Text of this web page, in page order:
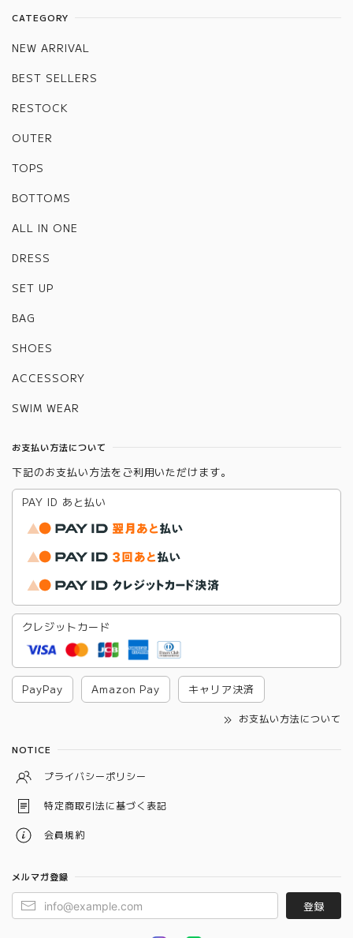
CATEGORY
NEW ARRIVAL
BEST SELLERS
RESTOCK
OUTER
TOPS
BOTTOMS
ALL IN ONE
DRESS
SET UP
BAG
SHOES
ACCESSORY
SWIM WEAR
お支払い方法について
下記のお支払い方法をご利用いただけます。
PAY ID あと払い
クレジットカード
PayPay Amazon Pay キャリア決済
お支払い方法について
NOTICE
プライバシーポリシー
特定商取引法に基づく表記
会員規約
メルマガ登録
登録